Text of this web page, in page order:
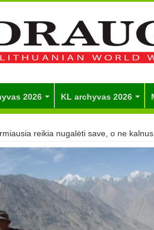
2026 KL archyvas 2026
reikia nugalėti save, o ne kalnus